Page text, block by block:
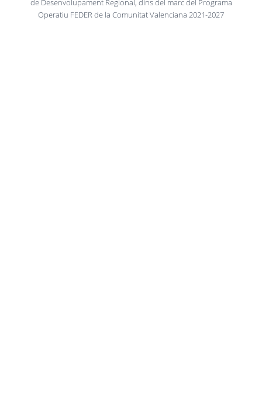
de Desenvolupament Regional, dins del marc del Programa
Operatiu FEDER de la Comunitat Valenciana 2021-2027